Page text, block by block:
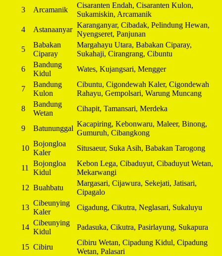
3
Arcamanik
Cisaranten Endah, Cisaranten Kulon,
Sukamiskin, Arcamanik
4
Astanaanyar
Karanganyar, Cibadak, Pelindung Hewan,
Nyengseret, Panjunan
5
Babakan
Ciparay
Margahayu Utara, Babakan Ciparay,
Sukahaji, Cirangrang, Cibuntu
6
Bandung
Kidul
Wates, Kujangsari, Mengger
7
Bandung
Kulon
Cibuntu, Cigondewah Kaler, Cigondewah
Rahayu, Gempolsari, Warung Muncang
8
Bandung
Wetan
Cihapit, Tamansari, Merdeka
9 Batununggal
Kacapiring, Kebonwaru, Maleer, Binong,
Gumuruh, Cibangkong
10
Bojongloa
Kaler
Situsaeur, Suka Asih, Babakan Tarogong
11
Bojongloa
Kidul
Kebon Lega, Cibaduyut, Cibaduyut Wetan,
Mekarwangi
12 Buahbatu
Margasari, Cijawura, Sekejati, Jatisari,
Cipagalo
13
Cibeunying
Kaler
Cigadung, Cikutra, Neglasari, Sukaluyu
14
Cibeunying
Kidul
Padasuka, Cikutra, Pasirlayung, Sukapura
15 Cibiru
Cibiru Wetan, Cipadung Kidul, Cipadung
Wetan, Palasari